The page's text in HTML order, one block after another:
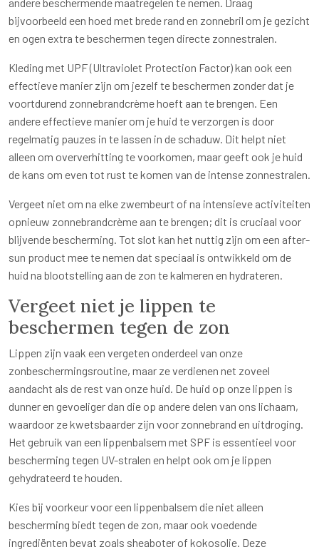
bijvoorbeeld een hoed met brede rand en zonnebril om je gezicht
en ogen extra te beschermen tegen directe zonnestralen.
Kleding met UPF (Ultraviolet Protection Factor) kan ook een
effectieve manier zijn om jezelf te beschermen zonder dat je
voortdurend zonnebrandcrème hoeft aan te brengen. Een
andere effectieve manier om je huid te verzorgen is door
regelmatig pauzes in te lassen in de schaduw. Dit helpt niet
alleen om oververhitting te voorkomen, maar geeft ook je huid
de kans om even tot rust te komen van de intense zonnestralen.
Vergeet niet om na elke zwembeurt of na intensieve activiteiten
opnieuw zonnebrandcrème aan te brengen; dit is cruciaal voor
blijvende bescherming. Tot slot kan het nuttig zijn om een after-
sun product mee te nemen dat speciaal is ontwikkeld om de
huid na blootstelling aan de zon te kalmeren en hydrateren.
Vergeet niet je lippen te
beschermen tegen de zon
Lippen zijn vaak een vergeten onderdeel van onze
zonbeschermingsroutine, maar ze verdienen net zoveel
aandacht als de rest van onze huid. De huid op onze lippen is
dunner en gevoeliger dan die op andere delen van ons lichaam,
waardoor ze kwetsbaarder zijn voor zonnebrand en uitdroging.
Het gebruik van een lippenbalsem met SPF is essentieel voor
bescherming tegen UV-stralen en helpt ook om je lippen
gehydrateerd te houden.
Kies bij voorkeur voor een lippenbalsem die niet alleen
bescherming biedt tegen de zon, maar ook voedende
ingrediënten bevat zoals sheaboter of kokosolie. Deze